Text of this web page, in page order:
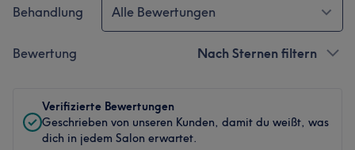
Behandlung Alle Bewertungen
Bewertung Nach Sternen filtern
Verifizierte Bewertungen
Geschrieben von unseren Kunden, damit du weißt, was
dich in jedem Salon erwartet.